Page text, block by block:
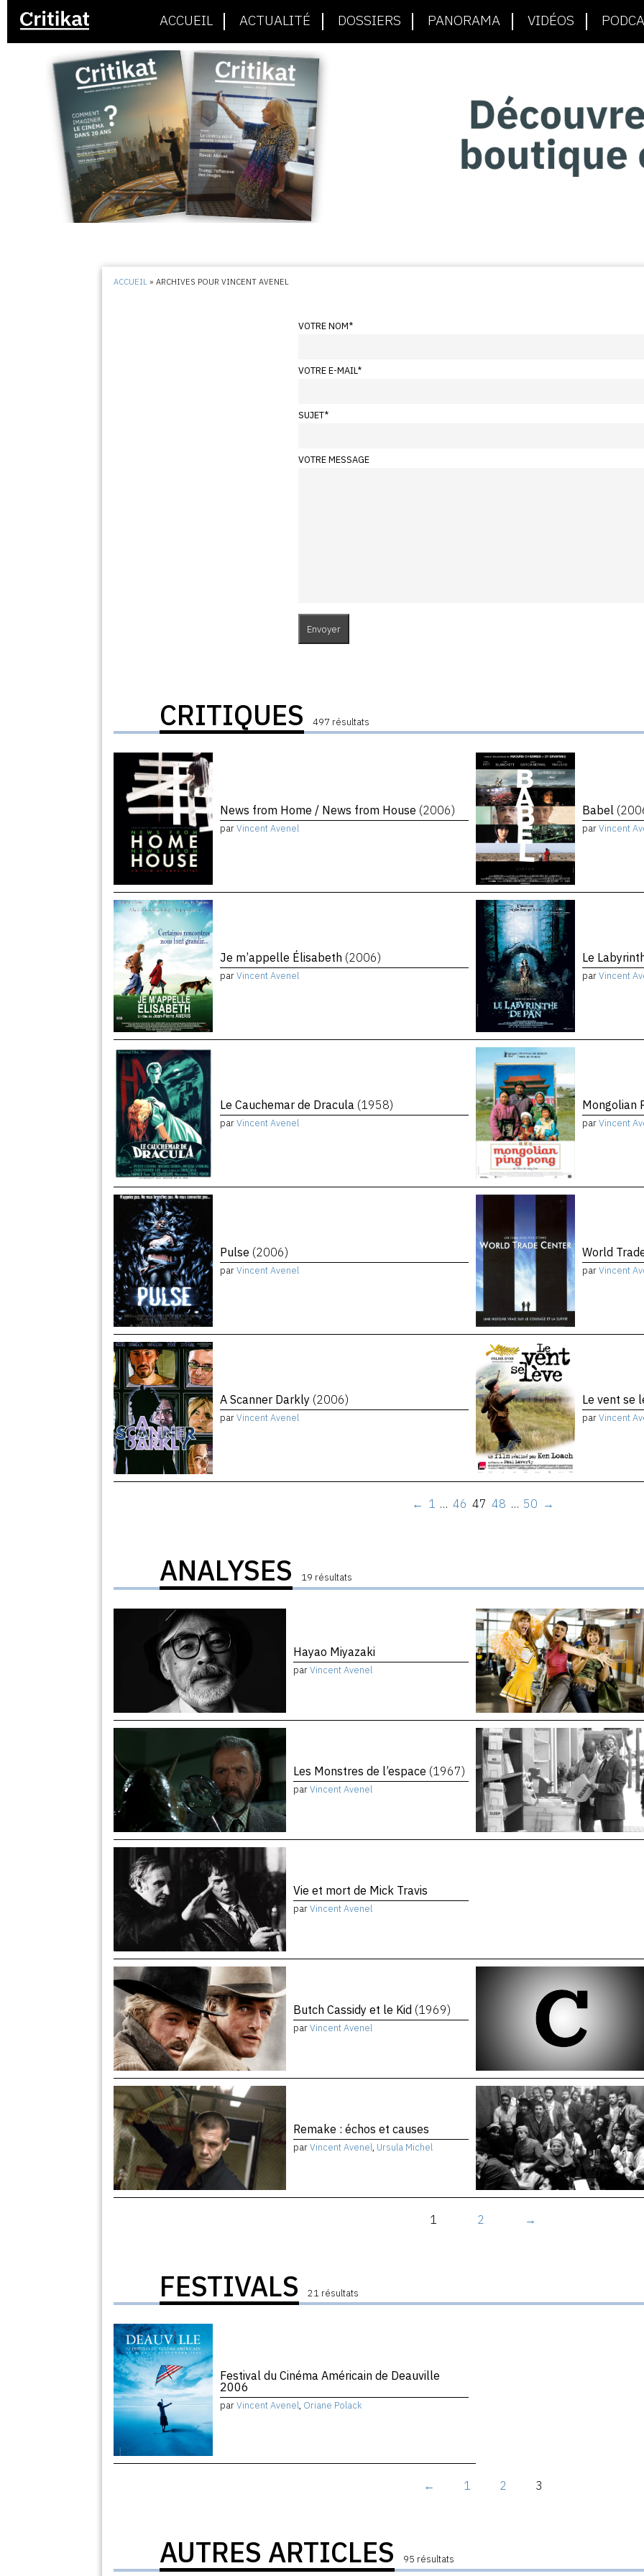
ACCUEIL ACTUALITÉ DOSSIERS PANORAMA VIDÉOS
ACCUEIL »ARCHIVES POUR VINCENT AVENEL
VOTRE NOM*
VOTRE E-MAIL*
SUJET*
VOTRE MESSAGE
CRITIQUES 497 résultats
News from Home / News from House (2006)
parVincent Avenel
Babel
parVincent
Je m’appelle Élisabeth (2006)
parVincent Avenel
Le
parVincent
Le Cauchemar de Dracula (1958)
parVincent Avenel
Mongolian
parVincent
Pulse (2006)
parVincent Avenel
World
parVincent
A Scanner Darkly (2006)
parVincent Avenel
Le vent se
parVincent
← 1 … 46 47 48 … 50 →
ANALYSES 19 résultats
Hayao Miyazaki
parVincent Avenel
Les Monstres de l’espace (1967)
parVincent Avenel
Vie et mort de Mick Travis
parVincent Avenel
Butch Cassidy et le Kid (1969)
parVincent Avenel
Remake : échos et causes
parVincent Avenel, Ursula Michel
1 2 →
FESTIVALS 21 résultats
Festival du Cinéma Américain de Deauville
2006
parVincent Avenel, Oriane Polack
← 1 2 3
AUTRES ARTICLES 95 résultats